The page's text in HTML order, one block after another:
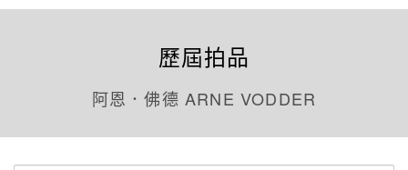
歷屆拍品
阿恩．佛德 ARNE VODDER